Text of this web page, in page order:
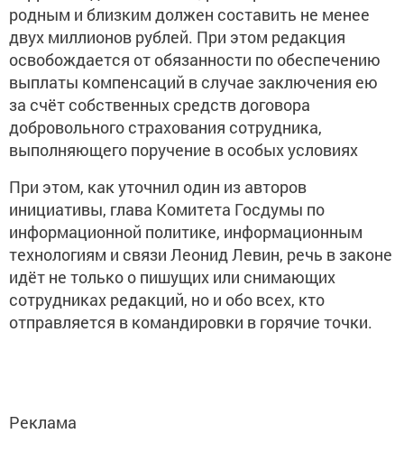
родным и близким должен составить не менее
двух миллионов рублей. При этом редакция
освобождается от обязанности по обеспечению
выплаты компенсаций в случае заключения ею
за счёт собственных средств договора
добровольного страхования сотрудника,
выполняющего поручение в особых условиях
При этом, как уточнил один из авторов
инициативы, глава Комитета Госдумы по
информационной политике, информационным
технологиям и связи Леонид Левин, речь в законе
идёт не только о пишущих или снимающих
сотрудниках редакций, но и обо всех, кто
отправляется в командировки в горячие точки.
Реклама